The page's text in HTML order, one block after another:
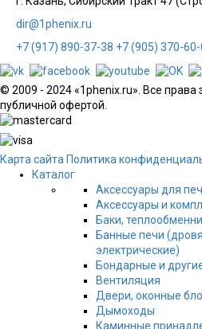
dir@1phenix.ru
+7 (917) 890-37-38 +7 (905) 370-
© 2009 - 2024 «1phenix.ru». Все
публичной офертой.
Карта сайта Политика
Каталог
Аксессуары для
Аксессуары и
Баки,
Банные печи
электрические)
Бондарные и
Вентиляция
Двери, оконные
Дымоходы
Каминные